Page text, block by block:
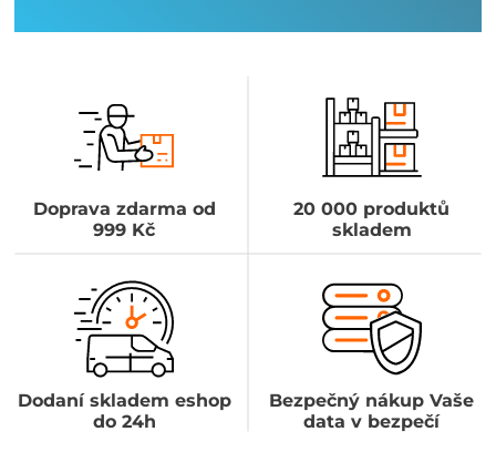
Doprava zdarma od
999 Kč
20 000 produktů
skladem
Dodaní skladem eshop
do 24h
Bezpečný nákup Vaše
data v bezpečí